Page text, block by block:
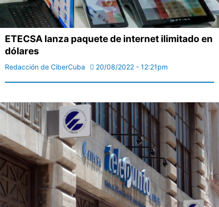
ETECSA lanza paquete de internet ilimitado en
dólares
Redacción de CiberCuba 20/08/2022 - 12:21pm